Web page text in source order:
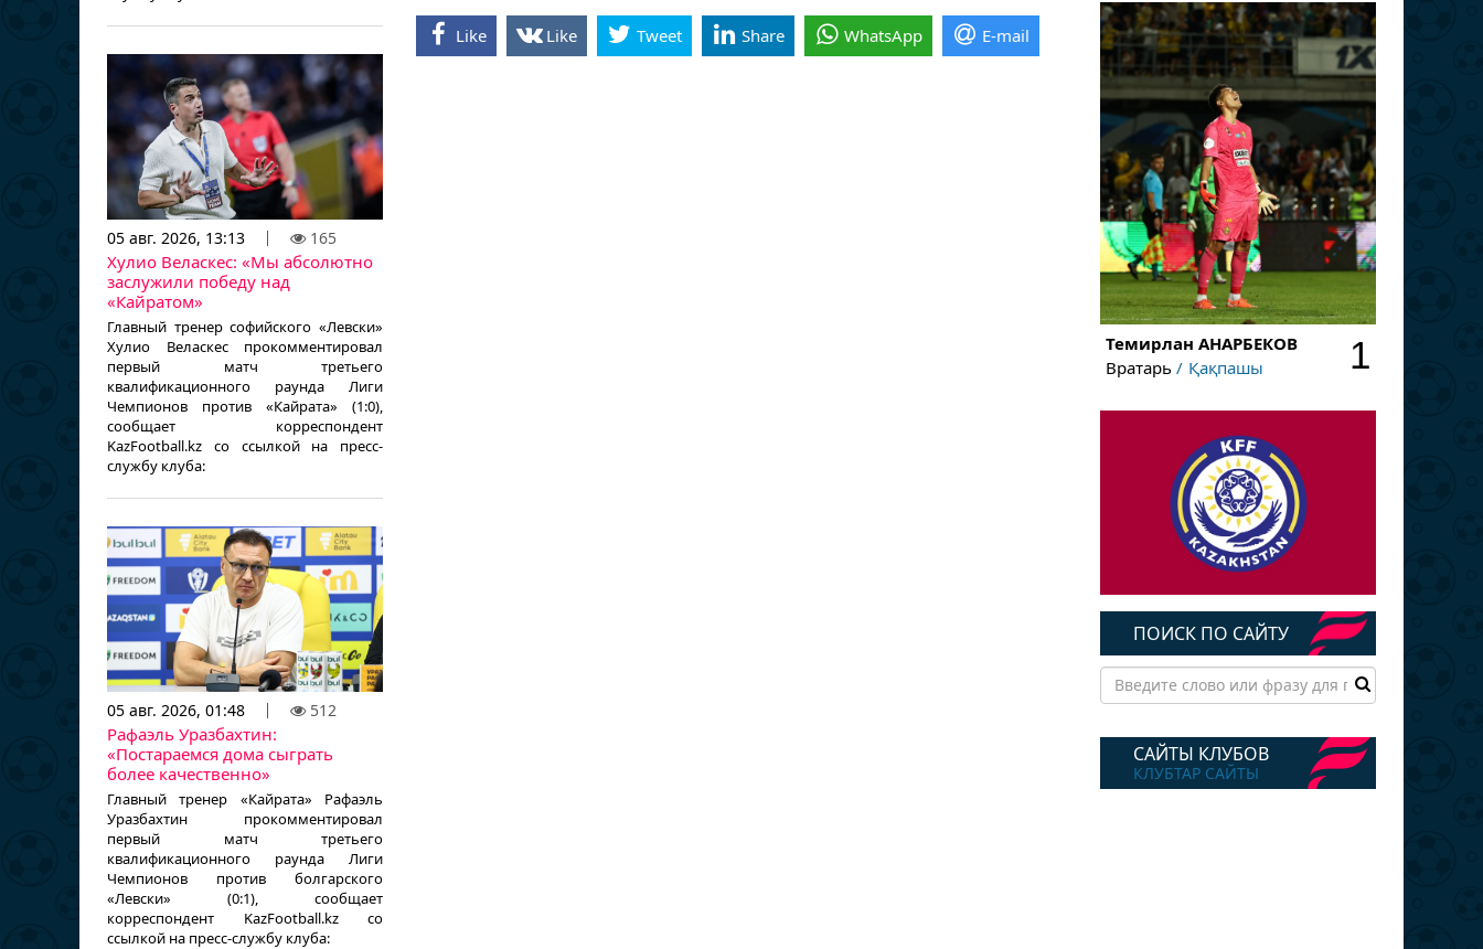
05 авг. 2026, 13:13 165
Хулио Веласкес: «Мы абсолютно
заслужили победу над
«Кайратом»
Главный тренер софийского «Левски»
Хулио Веласкес прокомментировал
первый матч третьего
квалификационного раунда Лиги
Чемпионов против «Кайрата» (1:0),
сообщает корреспондент
KazFootball.kz со ссылкой на пресс-
службу клуба:
05 авг. 2026, 01:48 512
Рафаэль Уразбахтин:
«Постараемся дома сыграть
более качественно»
Главный тренер «Кайрата» Рафаэль
Уразбахтин прокомментировал
первый матч третьего
квалификационного раунда Лиги
Чемпионов против болгарского
«Левски» (0:1), сообщает
корреспондент KazFootball.kz со
ссылкой на пресс-службу клуба:
Like Like Tweet Share WhatsApp E-mail
Темирлан АНАРБЕКОВ
Вратарь
Қақпашы 1
ПОИСК ПО САЙТУ
САЙТЫ КЛУБОВ
КЛУБТАР САЙТЫ